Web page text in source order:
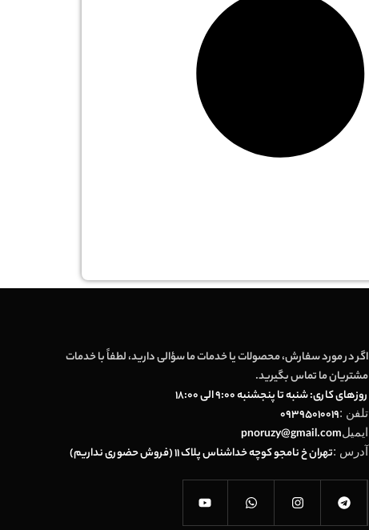
اگر در مورد سفارش، محصولات یا خدمات ما سؤالی دارید، لطفاً با خدمات
مشتریان ما تماس بگیرید.
روزهای کاری: شنبه تا پنجشنبه 9:00 الی 18:00
تلفن :09395010019
ایمیلpnoruzy@gmail.com
آدرس :تهران خ نامجو کوچه خداشناس پلاک 11 (فروش حضوری نداریم)